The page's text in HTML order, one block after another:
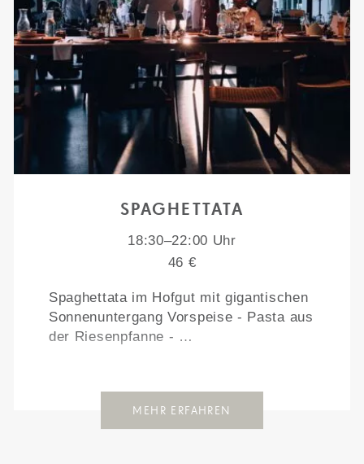
SPAGHETTATA
18:30–22:00 Uhr
46 €
Spaghettata im Hofgut mit gigantischen
Sonnenuntergang Vorspeise - Pasta aus
der Riesenpfanne - …
MEHR ERFAHREN